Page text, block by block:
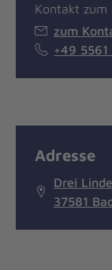
Kontakt zum
zum
+49
Adresse
Drei
37581